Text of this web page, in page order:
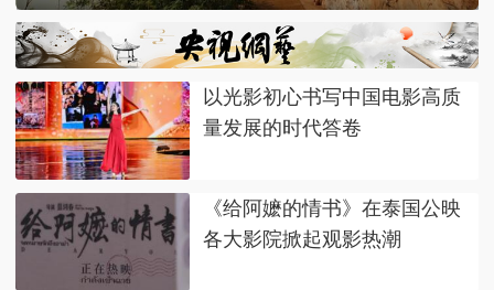
以光影初心书写中国电影高质
量发展的时代答卷
《给阿嬷的情书》在泰国公映
各大影院掀起观影热潮